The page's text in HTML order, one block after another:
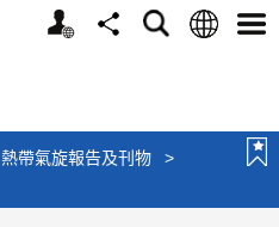
個
分
搜
語
選
熱帶氣旋報告及刊物
>